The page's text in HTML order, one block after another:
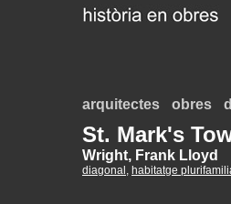
arquitectes obres
St. Mark's
Wright, Frank Lloyd
diagonal , habitatge